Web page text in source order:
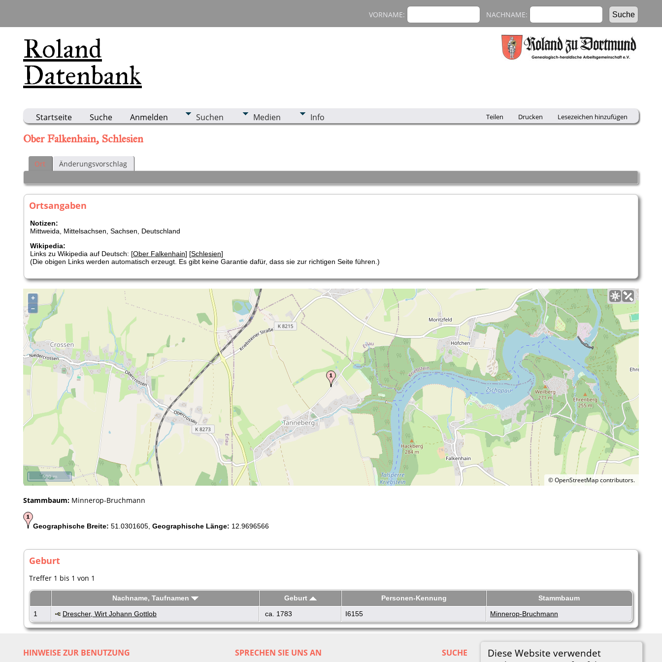
Roland
Datenbank
VORNAME: NACHNAME:
Startseite Suche Anmelden Suchen Medien Info Teilen Drucken Lesezeichen hinzufügen
Diese Website verwendet
Ober Falkenhain, Schlesien
Ort Änderungsvorschlag
Ortsangaben
Notizen:
Mittweida, Mittelsachsen, Sachsen, Deutschland
Wikipedia:
Links zu Wikipedia auf Deutsch: [Ober Falkenhain] [Schlesien]
(Die obigen Links werden automatisch erzeugt. Es gibt keine Garantie dafür, dass sie zur richtigen Seite führen.)
+
–
©OpenStreetMapcontributors.
500 m
Stammbaum: Minnerop-Bruchmann
Geographische Breite: 51.0301605, Geographische Länge: 12.9696566
Geburt
Treffer 1 bis 1 von 1
Nachname, Taufnamen Geburt Personen-Kennung
Stammbaum
1
Drescher, Wirt Johann Gottlob ca. 1783 I6155 Minnerop-Bruchmann
HINWEISE ZUR BENUTZUNG SPRECHEN SIE UNS AN SUCHE